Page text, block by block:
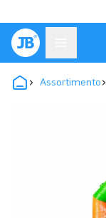
Assortimento